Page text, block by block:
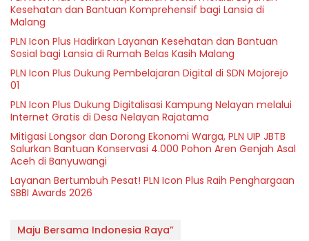
Kesehatan dan Bantuan Komprehensif bagi Lansia di
Malang
PLN Icon Plus Hadirkan Layanan Kesehatan dan Bantuan
Sosial bagi Lansia di Rumah Belas Kasih Malang
PLN Icon Plus Dukung Pembelajaran Digital di SDN Mojorejo
01
PLN Icon Plus Dukung Digitalisasi Kampung Nelayan melalui
Internet Gratis di Desa Nelayan Rajatama
Mitigasi Longsor dan Dorong Ekonomi Warga, PLN UIP JBTB
Salurkan Bantuan Konservasi 4.000 Pohon Aren Genjah Asal
Aceh di Banyuwangi
Layanan Bertumbuh Pesat! PLN Icon Plus Raih Penghargaan
SBBI Awards 2026
Maju Bersama Indonesia Raya”